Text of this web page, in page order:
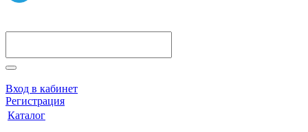
Вход в кабинет
Регистрация
Каталог